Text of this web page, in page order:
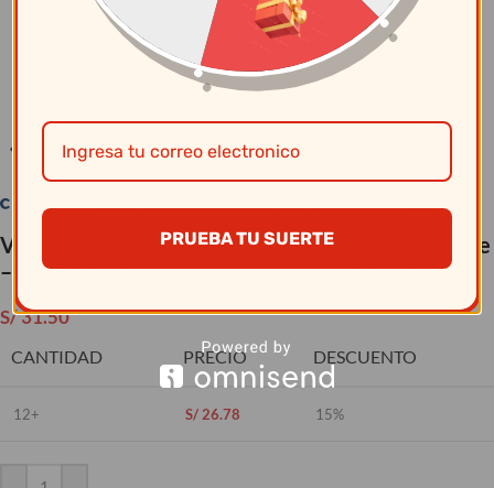
Vajillas Corona – Plato Hondo 551Cc Artisan Beige
– Vajillas Corona
S/31.50
CANTIDAD PRECIO DESCUENTO
12+ S/ 26.78 15%
PRUEBA TU SUERTE